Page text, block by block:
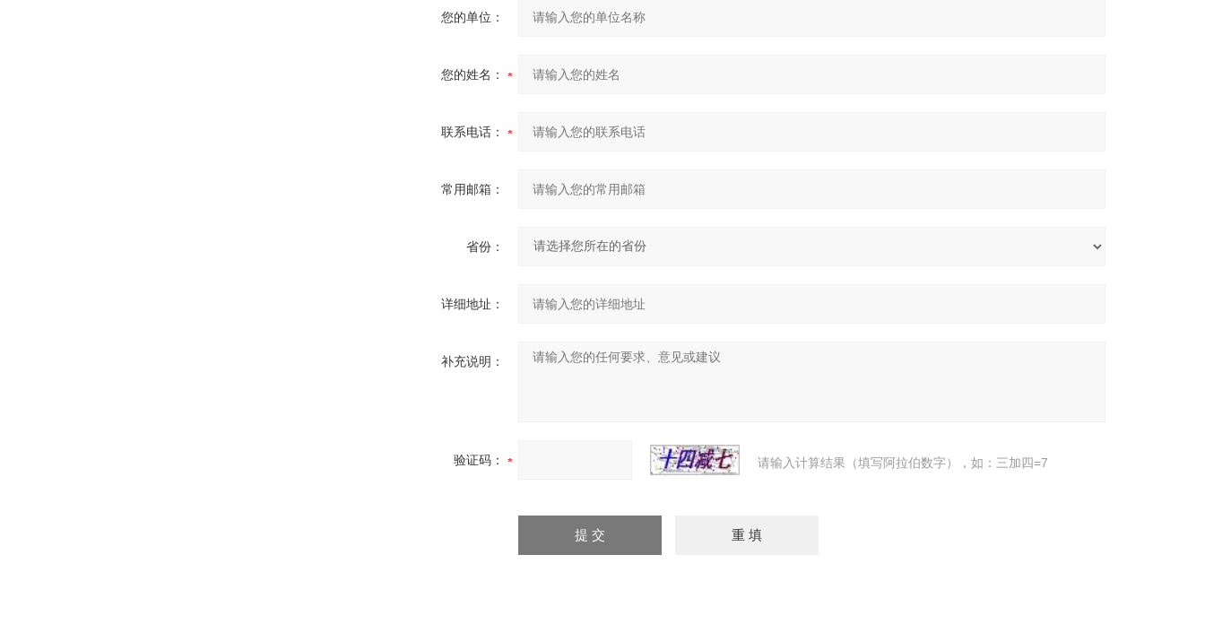
您的单位：
您的姓名：
联系电话：
常用邮箱：
省份：
详细地址：
补充说明：
验证码： 请输入计算结果（填写阿拉伯数字），如：三加四=7